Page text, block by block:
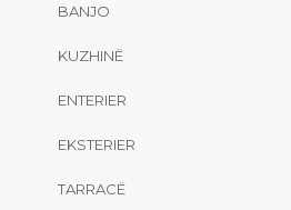
BANJO
KUZHINË
ENTERIER
EKSTERIER
TARRACË